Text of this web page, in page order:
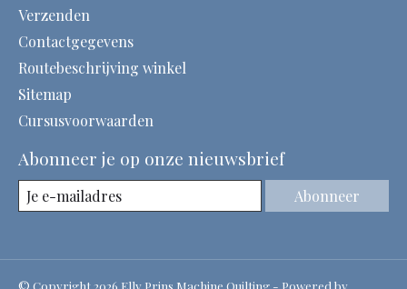
Verzenden
Contactgegevens
Routebeschrijving winkel
Sitemap
Cursusvoorwaarden
Abonneer je op onze nieuwsbrief
Abonneer